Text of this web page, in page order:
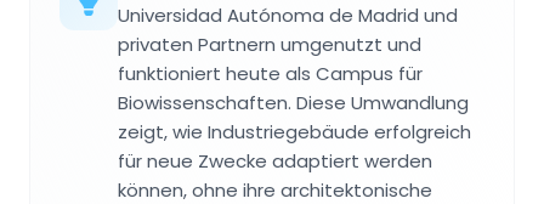
Universidad Autónoma de Madrid und
privaten Partnern umgenutzt und
funktioniert heute als Campus für
Biowissenschaften. Diese Umwandlung
zeigt, wie Industriegebäude erfolgreich
für neue Zwecke adaptiert werden
können, ohne ihre architektonische